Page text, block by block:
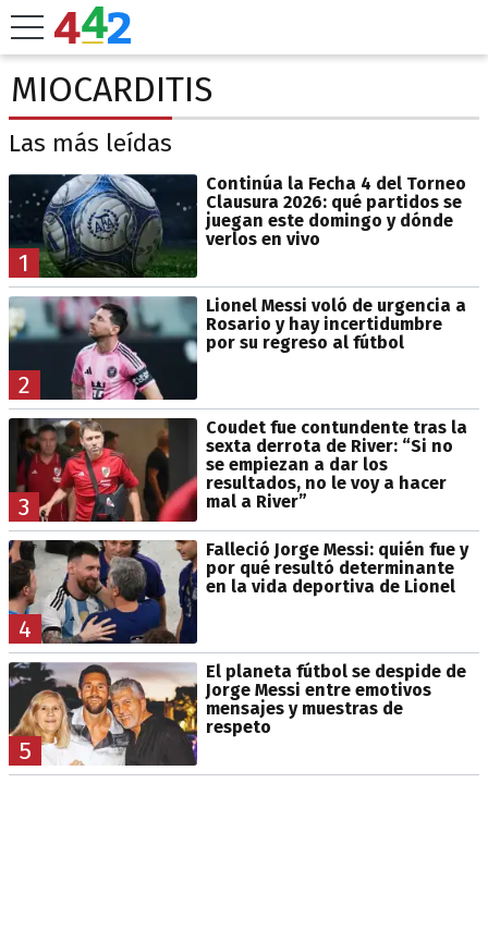
MIOCARDITIS
Las más leídas
1
Continúa la Fecha 4 del Torneo
Clausura 2026: qué partidos se
juegan este domingo y dónde
verlos en vivo
2
Lionel Messi voló de urgencia a
Rosario y hay incertidumbre
por su regreso al fútbol
3
Coudet fue contundente tras la
sexta derrota de River: “Si no
se empiezan a dar los
resultados, no le voy a hacer
mal a River”
4
Falleció Jorge Messi: quién fue y
por qué resultó determinante
en la vida deportiva de Lionel
5
El planeta fútbol se despide de
Jorge Messi entre emotivos
mensajes y muestras de
respeto